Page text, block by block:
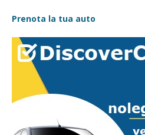
Prenota la tua auto